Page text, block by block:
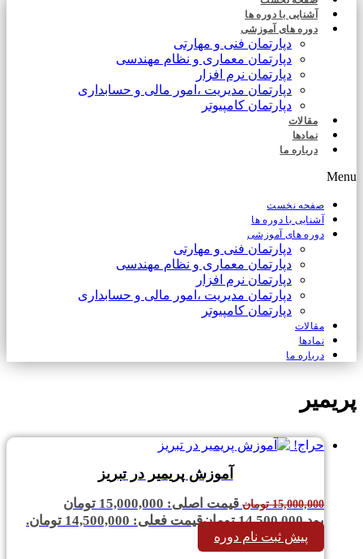
آشنایی با دوره ها
دوره های آموزشی
دپارتمان فنی و مهارتی
دپارتمان معماری و نظام مهندسی
دپارتمان نرم افزار
دپارتمان مدیریت ،امور مالی و حسابداری
دپارتمان کامپیوتر
مقالات
نمادها
درباره ما
Menu
صفحه نخست
آشنایی با دوره ها
دوره های آموزشی
دپارتمان فنی و مهارتی
دپارتمان معماری و نظام مهندسی
دپارتمان نرم افزار
دپارتمان مدیریت ،امور مالی و حسابداری
دپارتمان کامپیوتر
مقالات
نمادها
درباره ما
پریمیر
حراج!
آموزش پریمیر در تبریز
15,000,000 تومان
قیمت اصلی: 15,000,000 تومان
بود.14,500,000 تومانقیمت فعلی: 14,500,000 تومان.
پیش ثبت نام دوره